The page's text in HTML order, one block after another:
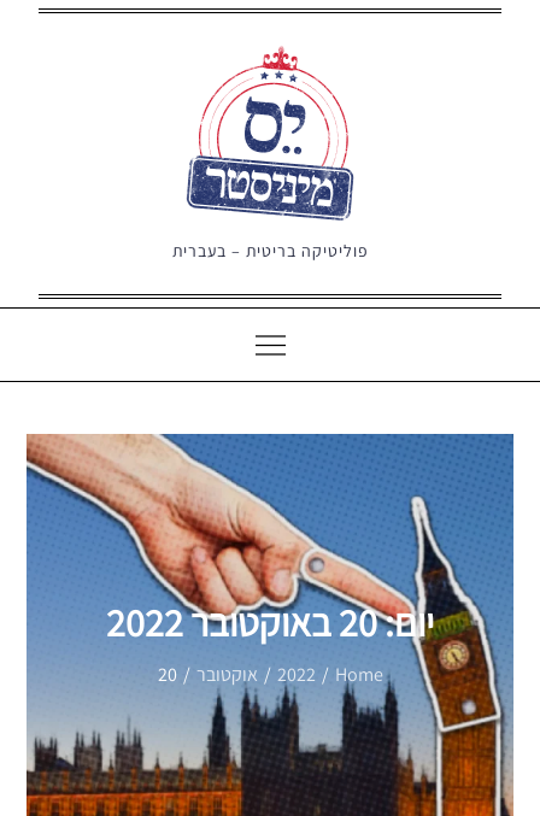
פוליטיקה בריטית – בעברית
יום:20 באוקטובר 2022
Home
2022 אוקטובר 20